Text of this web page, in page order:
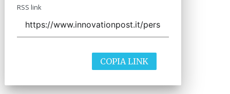
RSS link
COPIA LINK